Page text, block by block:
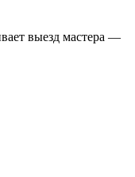
выезд мастера —